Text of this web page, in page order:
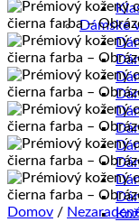
Dámske
Domov /